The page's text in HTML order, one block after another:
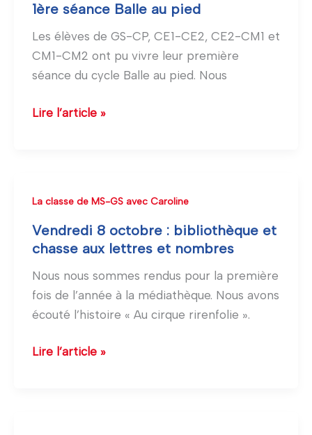
1ère séance Balle au pied
Les élèves de GS-CP, CE1-CE2, CE2-CM1 et
CM1-CM2 ont pu vivre leur première
séance du cycle Balle au pied. Nous
Balle
au
pied
Lire l’article »
La classe de MS-GS avec Caroline
Vendredi 8 octobre : bibliothèque et
chasse aux lettres et nombres
Nous nous sommes rendus pour la première
fois de l’année à la médiathèque. Nous avons
écouté l’histoire « Au cirque rirenfolie ».
Vendredi
octobre
bibliothèque
et
chasse
lettres
Lire l’article »